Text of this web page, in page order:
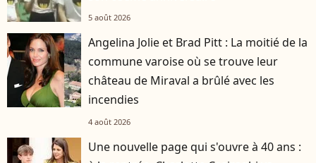
5 août 2026
Angelina Jolie et Brad Pitt : La moitié de la
commune varoise où se trouve leur
château de Miraval a brûlé avec les
incendies
4 août 2026
Une nouvelle page qui s'ouvre à 40 ans :